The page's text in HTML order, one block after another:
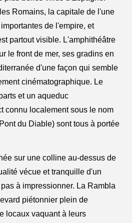
Romains, la capitale de l'une
de l'empire, et
partout visible. L'amphithéâtre
le front de mer, ses gradins en
d'une façon qui semble
cinématographique. Le
et un aqueduc
connu localement sous le nom
du Diable) sont tous à portée
sur une colline au-dessus de
vécue et tranquille d'un
à impressionner. La Rambla
piétonnier plein de
locaux vaquant à leurs